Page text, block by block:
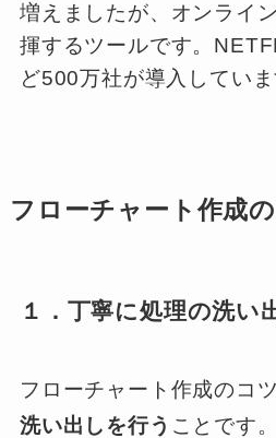
増えましたが、オンライ
揮するツールです。
ど500万社が導入していま
フローチャート作成
１．丁寧に処理の洗い
フローチャート作成のコ
洗い出しを行う ことです。